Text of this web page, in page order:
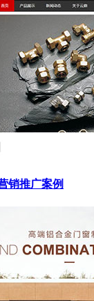
销推广案例